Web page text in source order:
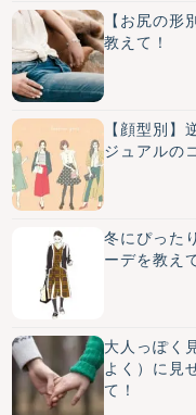
【お尻の
教えて！
【顔型別】
ジュアルの
冬にぴった
ーデを教え
大人っぽく
よく）に見
て！